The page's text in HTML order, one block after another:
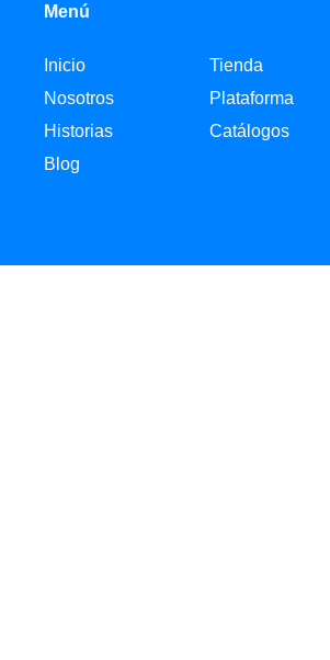
Menú
Inicio
Nosotros
Historias
Blog
Tienda
Plataforma
Catálogos